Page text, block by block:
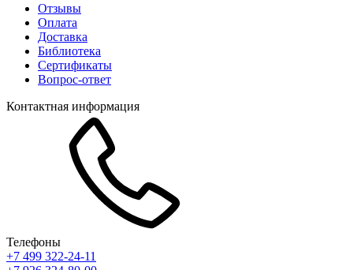
Отзывы
Оплата
Доставка
Библиотека
Сертификаты
Вопрос-ответ
Контактная информация
Телефоны
+7 499 322-24-11